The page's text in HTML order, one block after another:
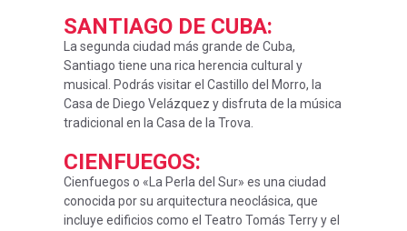
SANTIAGO DE CUBA:
La segunda ciudad más grande de Cuba,
Santiago tiene una rica herencia cultural y
musical. Podrás visitar el Castillo del Morro, la
Casa de Diego Velázquez y disfruta de la música
tradicional en la Casa de la Trova.
CIENFUEGOS:
Cienfuegos o «La Perla del Sur» es una ciudad
conocida por su arquitectura neoclásica, que
incluye edificios como el Teatro Tomás Terry y el